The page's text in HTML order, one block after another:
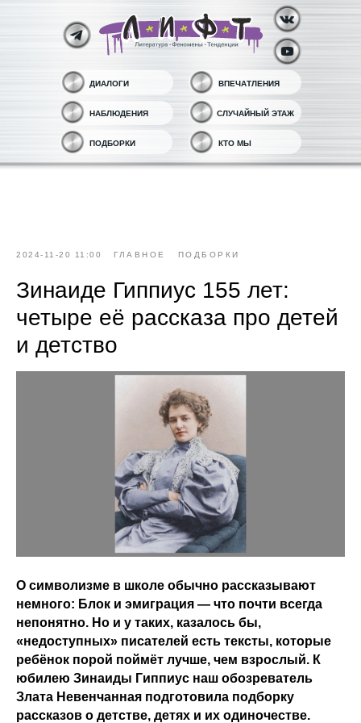
ДИАЛОГИ ВПЕЧАТЛЕНИЯ
НАБЛЮДЕНИЯ СЛУЧАЙНЫЙ ЭТАЖ
ПОДБОРКИ КТО МЫ
2024-11-20 11:00 ГЛАВНОЕ ПОДБОРКИ
Зинаиде Гиппиус 155 лет:
четыре её рассказа про детей
и детство
О символизме в школе обычно рассказывают
немного: Блок и эмиграция — что почти всегда
непонятно. Но и у таких, казалось бы,
«недоступных» писателей есть тексты, которые
ребёнок порой поймёт лучше, чем взрослый. К
юбилею Зинаиды Гиппиус наш обозреватель
Злата Невенчанная подготовила подборку
рассказов о детстве, детях и их одиночестве.